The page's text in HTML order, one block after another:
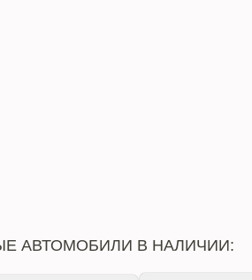
АВТОМОБИЛИ В НАЛИЧИИ: